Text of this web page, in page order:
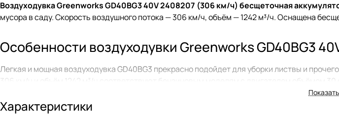
Воздуходувка Greenworks GD40BG3 40V 2408207 (306 км/ч) бесщеточная
мусора в саду. Скорость воздушного потока — 306 км/ч, объём — 1242 м³/ч. Оснащена
Особенности воздуходувки Greenworks GD40BG3
Легкая и мощная воздуходувка GD40BG3 прекрасно подойдет для уборки листвы и
306 км/ч и объём 1242 м³/ч соответствуют бензиновым моделям с двигателем объёмом 30
круиз-контроля позволяют зафиксировать выбранную скорость. Турбо-режим
Устройство оснащено защитой от перегрузки и перегрева. Легкий вес и компактные
Характеристики